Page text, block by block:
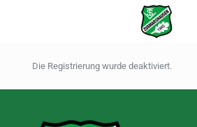
Die Registrierung wurde deaktiviert.